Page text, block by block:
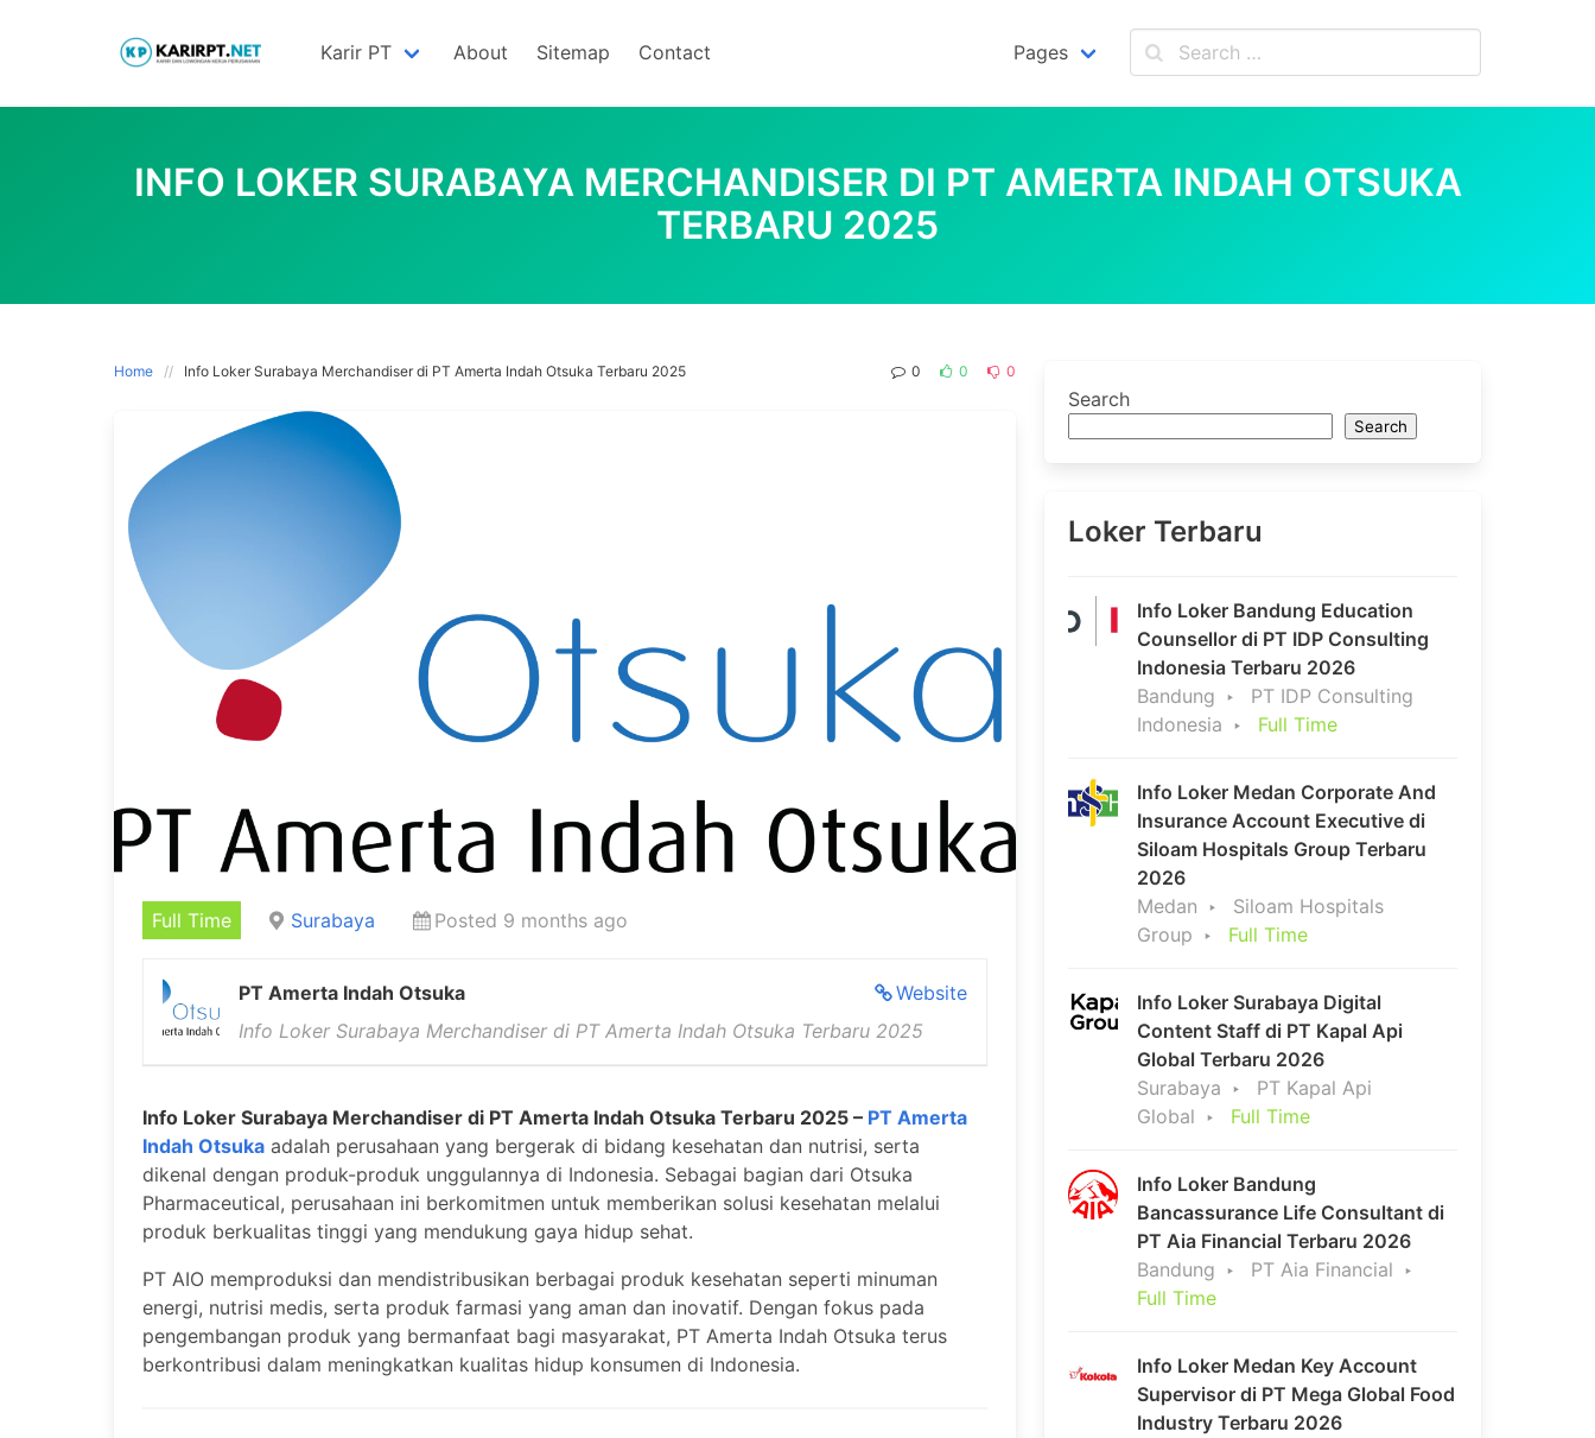
Karir PT About Sitemap Contact Pages
INFO LOKER SURABAYA MERCHANDISER DI PT AMERTA INDAH OTSUKA
TERBARU 2025
Home Info Loker Surabaya Merchandiser di PT Amerta Indah Otsuka Terbaru 2025 0 0 0
Full Time Surabaya Posted 9 months ago
Website
PT Amerta Indah Otsuka
Info Loker Surabaya Merchandiser di PT Amerta Indah Otsuka Terbaru 2025
Info Loker Surabaya Merchandiser di PT Amerta Indah Otsuka Terbaru 2025 – PT Amerta
Indah Otsuka adalah perusahaan yang bergerak di bidang kesehatan dan nutrisi, serta
dikenal dengan produk-produk unggulannya di Indonesia. Sebagai bagian dari Otsuka
Pharmaceutical, perusahaan ini berkomitmen untuk memberikan solusi kesehatan melalui
produk berkualitas tinggi yang mendukung gaya hidup sehat.
PT AIO memproduksi dan mendistribusikan berbagai produk kesehatan seperti minuman
energi, nutrisi medis, serta produk farmasi yang aman dan inovatif. Dengan fokus pada
pengembangan produk yang bermanfaat bagi masyarakat, PT Amerta Indah Otsuka terus
berkontribusi dalam meningkatkan kualitas hidup konsumen di Indonesia.
Search
Search
Loker Terbaru
Info Loker Bandung Education
Counsellor di PT IDP Consulting
Indonesia Terbaru 2026
Bandung
PT IDP Consulting
Indonesia
Full Time
Info Loker Medan Corporate And
Insurance Account Executive di
Siloam Hospitals Group Terbaru
2026
Medan
Siloam Hospitals
Group
Full Time
Info Loker Surabaya Digital
Content Staff di PT Kapal Api
Global Terbaru 2026
Surabaya
PT Kapal Api
Global
Full Time
Info Loker Bandung
Bancassurance Life Consultant di
PT Aia Financial Terbaru 2026
Bandung
PT Aia Financial
Full Time
Info Loker Medan Key Account
Supervisor di PT Mega Global Food
Industry Terbaru 2026